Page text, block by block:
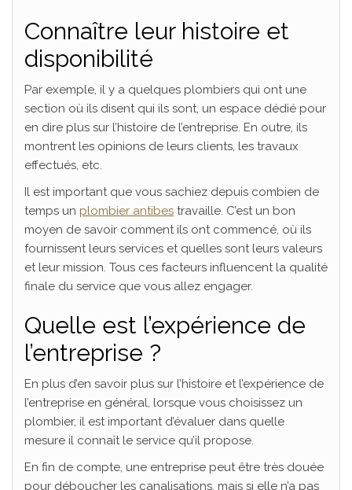
Connaître leur histoire et
disponibilité
Par exemple, il y a quelques plombiers qui ont une
section où ils disent qui ils sont, un espace dédié pour
en dire plus sur l’histoire de l’entreprise. En outre, ils
montrent les opinions de leurs clients, les travaux
effectués, etc.
Il est important que vous sachiez depuis combien de
temps un plombier antibes travaille. C’est un bon
moyen de savoir comment ils ont commencé, où ils
fournissent leurs services et quelles sont leurs valeurs
et leur mission. Tous ces facteurs influencent la qualité
finale du service que vous allez engager.
Quelle est l’expérience de
l’entreprise ?
En plus d’en savoir plus sur l’histoire et l’expérience de
l’entreprise en général, lorsque vous choisissez un
plombier, il est important d’évaluer dans quelle
mesure il connaît le service qu’il propose.
En fin de compte, une entreprise peut être très douée
pour déboucher les canalisations, mais si elle n’a pas